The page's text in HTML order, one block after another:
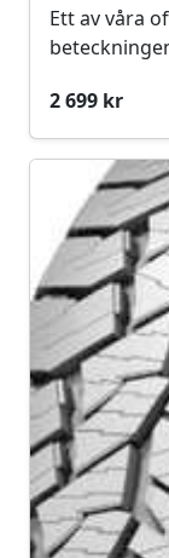
Ett av våra
2 699 kr